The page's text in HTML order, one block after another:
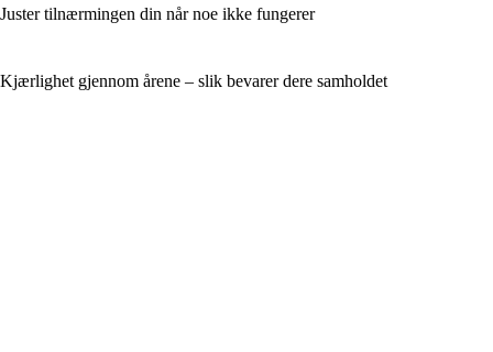
Juster tilnærmingen din når noe ikke fungerer
Kjærlighet gjennom årene – slik bevarer dere samholdet